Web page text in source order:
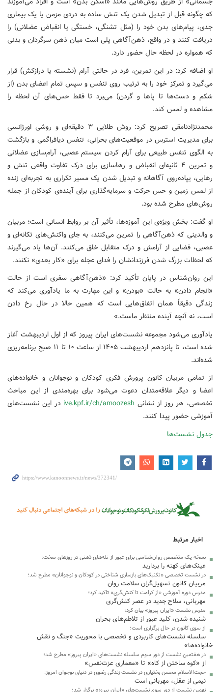
که چگونه قبل از تبدیل شدن یک تنش ساده به دردی مزمن یا یک بیماری
جدی، پیام‌های بدن خود را (مثل تشنگی، خستگی یا انقباض عضلانی) را
دریافت کنند و در واقع، ذهن‌آگاهی پلی است میان ذهن سرگردان و بدنی
که همواره در لحظه حال حضور دارد.
او اضافه کرد: در این تمرین، فرد در حالتی آرام (نشسته یا درازکش) قرار
می‌گیرد و تمرکز خود را به ترتیب روی تنفس و سپس تمام اعضای بدن (از
شکم و دست‌ها تا پاها و گردن) می‌برد تا فقط حس‌های آن لحظه را
مشاهده و لمس کند.
محمدنژادنامقی تصریح کرد: روش طلایی ۳ دقیقه‌ای و روشی اورژانسی
برای مدیریت استرس در موقعیت‌های بحرانی، تنفس دیافراگمی و بازگشت
به الگوی تنفس طبیعی برای آرام کردن سیستم عصبی، آرام‌سازی عضلانی
و تمرین ۴ ثانیه‌ای انقباض و رهاسازی برای درک تفاوت واقعی تنش و
رهایی، یپاده‌روی آگاهانه و تبدیل شدن یک مسیر تکراری به تجربه‌ای زنده
از لمس زمین و حس حرکت و سرمایه‌گذاری برای آینده‌ی کودکان از جمله
روش‌های مطرح شده بود.
او گفت: بخش ویژه‌ی این آموزه‌ها، تأثیر آن بر روابط انسانی است؛ مربیان
و والدینی که ذهن‌آگاهی را تمرین می‌کنند، به جای واکنش‌های تکانه‌ای و
عصبی، فضایی از آرامش و درک متقابل خلق می‌کنند. آن‌ها یاد می‌گیرند
که لحظات بزرگ شدن فرزندانشان را فدای عجله برای «کار بعدی» نکنند.
این روان‌شناس در پایان تأکید کرد: «ذهن‌آگاهی سفری است از حالت
«انجام دادن» به حالت «بودن» و این مهارت به ما یادآوری می‌کند که
زندگی دقیقاً همان اتفاق‌هایی است که همین حالا در حال رخ دادن
است، نه آنچه آینده منتظر ماست.»
یادآوری می‌شود مجموعه نشست‌های ایران پیروز که از اول اردیبهشت آغاز
شده است، تا پانزدهم اردیبهشت ۱۴۰۵ از ساعت ۱۰ تا ۱۱ صبح برنامه‌ریزی
شده‌اند.
از تمامی مربیان کانون پرورش فکری کودکان و نوجوانان و خانواده‌های
اعضا و دیگر علاقه‌متدان دعوت می‌شود برای بهره‌مندی از این مباحث
تخصصی، هر روز از نشانی ive.kpf.ir/ch/amoozesh در این نشست‌های
آموزشی حضور پیدا کنند.
جدول نشست‌ها
اخبار مرتبط
نسخه یک متخصص روان‌شناسی برای عبور از تله‌های ذهنی در روزهای سخت؛
عینک‌های کهنه را بردارید
در نشست تخصصی «تکنیک‌های بازسازی شناختی در کودکان و نوجوانان» مطرح شد؛
مربیان کانون تسهیل‌گران سلامت روان
مدرس دوره آموزشی «از کرامت تا کنش‌گری» تاکید کرد؛
مهربانی، سلاح جدید در عصر کنش‌گری
مدرس نشست «ایران پیروز» بیان کرد؛
شنیده شدن، کلید عبور از تلاطم‌های بحران
از سوی کانون در حال برگزاری است؛
سلسله نشست‌های کاربردی و تخصصی با محوریت «جنگ و نقش
خانواده‌ها»
در هفتمین نشست از دور سوم سلسله نشست‌های «ایران پیروز» مطرح شد؛
از «کوه ساختن از کاه» تا «معماری عزت‌نفس»
حجت‌الاسلام محسن بختیاری در نشست زندگی رضوی در دنیای نوجوان امروز:
نیمی از عقل، مهربانی است
نهمین نشست از دور سوم نشست‌های «ایرانِ پیروز» برگزار شد؛